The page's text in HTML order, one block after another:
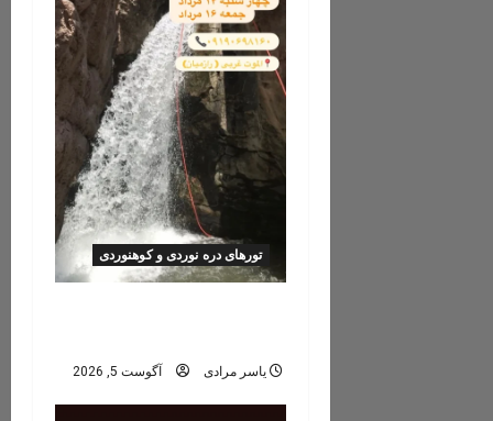
a
t
i
o
تورهای دره نوردی و کوهنوردی
یاسر مرادی آگوست 5, 2026